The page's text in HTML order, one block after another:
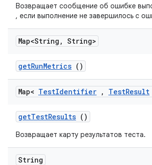
Возвращает сообщение об ошибке
, если выполнение не завершилось с
Map<String , String>
getRunMetrics ()
Map< TestIdentifier , TestResult
getTestResults ()
Возвращает карту результатов теста.
String